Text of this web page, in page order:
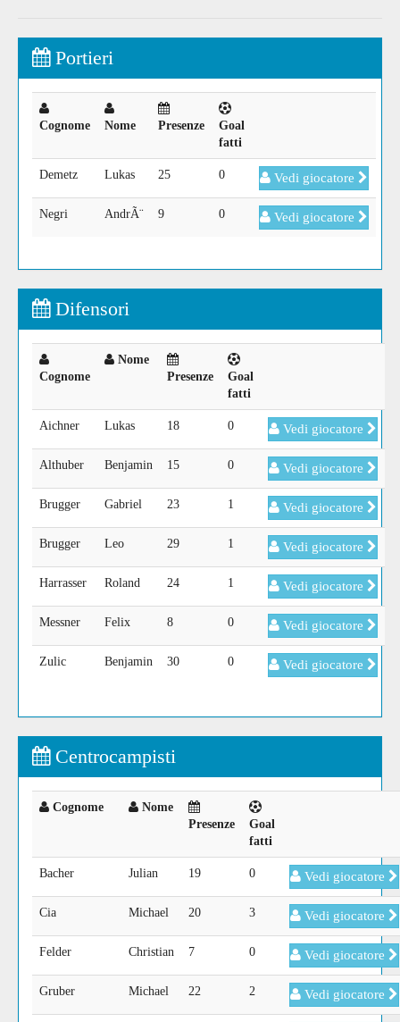
Portieri
Cognome Nome Presenze
Goal
fatti
Demetz Lukas 25 0 Vedi giocatore
Negri AndrÃ¨ 9 0 Vedi giocatore
Difensori
Cognome
Nome
Presenze
Goal
fatti
Aichner Lukas 18 0 Vedi giocatore
Althuber Benjamin 15 0 Vedi giocatore
Brugger Gabriel 23 1 Vedi giocatore
Brugger Leo 29 1 Vedi giocatore
Harrasser Roland 24 1 Vedi giocatore
Messner Felix 8 0 Vedi giocatore
Zulic Benjamin 30 0 Vedi giocatore
Centrocampisti
Cognome
Nome
Presenze
Goal
fatti
Bacher Julian 19 0 Vedi giocatore
Cia Michael 20 3 Vedi giocatore
Felder Christian 7 0 Vedi giocatore
Gruber Michael 22 2 Vedi giocatore